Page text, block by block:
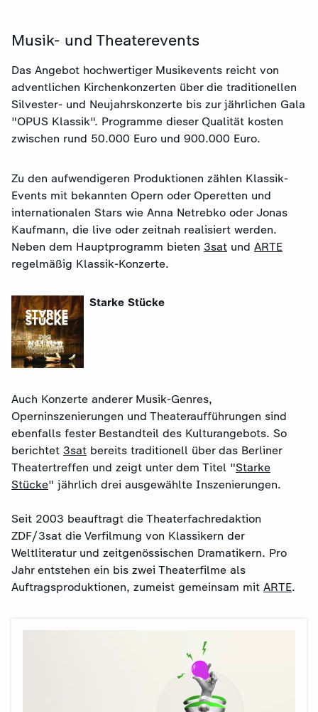
Musik- und Theaterevents
Das Angebot hochwertiger Musikevents reicht von
adventlichen Kirchenkonzerten über die traditionellen
Silvester- und Neujahrskonzerte bis zur jährlichen Gala
"OPUS Klassik". Programme dieser Qualität kosten
zwischen rund 50.000 Euro und 900.000 Euro.
Zu den aufwendigeren Produktionen zählen Klassik-
Events mit bekannten Opern oder Operetten und
internationalen Stars wie Anna Netrebko oder Jonas
Kaufmann, die live oder zeitnah realisiert werden.
Neben dem Hauptprogramm bieten 3sat und ARTE
regelmäßig Klassik-Konzerte.
Starke Stücke
Auch Konzerte anderer Musik-Genres,
Operninszenierungen und Theateraufführungen sind
ebenfalls fester Bestandteil des Kulturangebots. So
berichtet 3sat bereits traditionell über das Berliner
Theatertreffen und zeigt unter dem Titel "Starke
Stücke" jährlich drei ausgewählte Inszenierungen.
Seit 2003 beauftragt die Theaterfachredaktion
ZDF/3sat die Verfilmung von Klassikern der
Weltliteratur und zeitgenössischen Dramatikern. Pro
Jahr entstehen ein bis zwei Theaterfilme als
Auftragsproduktionen, zumeist gemeinsam mit ARTE.